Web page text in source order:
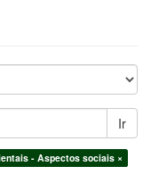
Ir
- Aspectos sociais ×